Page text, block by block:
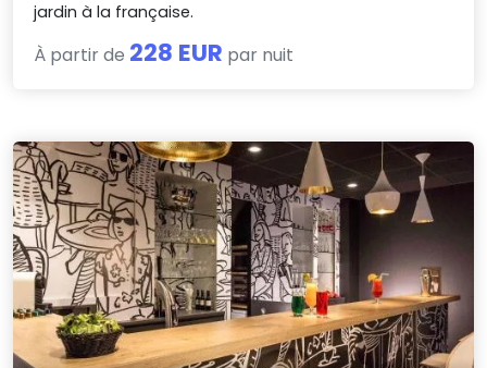
jardin à la française.
À partir de 228 EUR par nuit